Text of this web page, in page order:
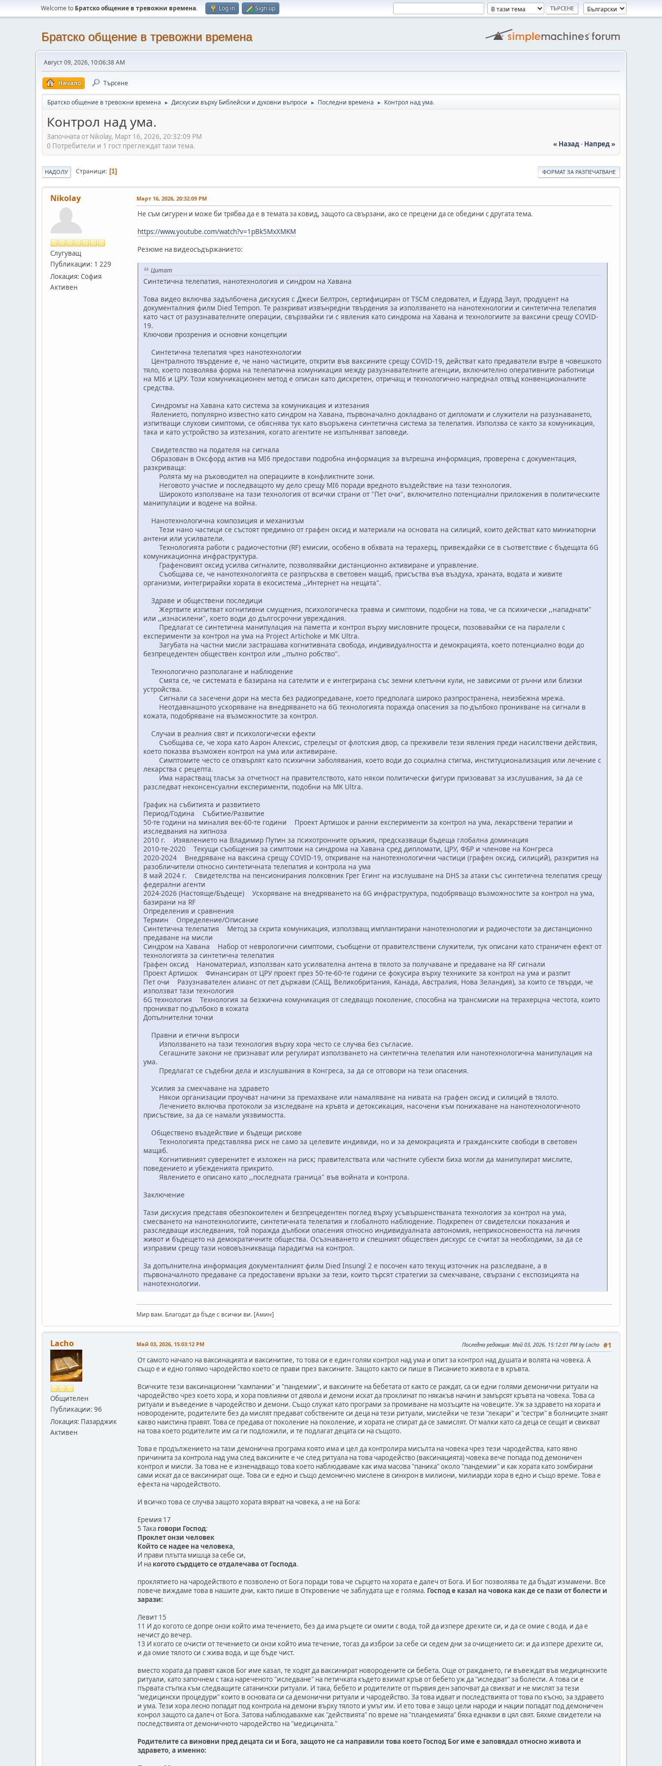
Welcome to Братско общение в тревожни времена. Log in Sign up
Братско общение в тревожни времена
Август 09, 2026, 10:06:38 AM
Начало Търсене
Братско общение в тревожни времена ► Дискусии върху Библейски и духовни въпроси ► Последни времена ► Контрол над ума.
Контрол над ума.
Започната от Nikolay, Март 16, 2026, 20:32:09 PM
« Назад- Напред »
0 Потребители и 1 гост преглеждат тази тема.
ФОРМАТ ЗА РАЗПЕЧАТВАНЕ
НАДОЛУ Страници 1
Nikolay
Слугуващ
Публикации: 1 229
Локация: София
Активен
Март 16, 2026, 20:32:09 PM
Не съм сигурен и може би трябва да е в темата за ковид, защото са свързани, ако се прецени да се обедини с другата тема.
https://www.youtube.com/watch?v=1pBk5MxXMKM
Резюме на видеосъдържанието:
Цитат
Синтетична телепатия, нанотехнология и синдром на Хавана
Това видео включва задълбочена дискусия с Джеси Белтрон, сертифициран от TSCM следовател, и Едуард Заул, продуцент на
документалния филм Died Tempon. Те разкриват извънредни твърдения за използването на нанотехнологии и синтетична телепатия
като част от разузнавателните операции, свързвайки ги с явления като синдрома на Хавана и технологиите за ваксини срещу COVID-
19.
Ключови прозрения и основни концепции
Синтетична телепатия чрез нанотехнологии
Централното твърдение е, че нано частиците, открити във ваксините срещу COVID-19, действат като предаватели вътре в човешкото
тяло, което позволява форма на телепатична комуникация между разузнавателните агенции, включително оперативните работници
на MI6 и ЦРУ. Този комуникационен метод е описан като дискретен, отричащ и технологично напреднал отвъд конвенционалните
средства.
Синдромът на Хавана като система за комуникация и изтезания
Явлението, популярно известно като синдром на Хавана, първоначално докладвано от дипломати и служители на разузнаването,
изпитващи слухови симптоми, се обяснява тук като въоръжена синтетична система за телепатия. Използва се както за комуникация,
така и като устройство за изтезания, когато агентите не изпълняват заповеди.
Свидетелство на подателя на сигнала
Образован в Оксфорд актив на MI6 предостави подробна информация за вътрешна информация, проверена с документация,
разкриваща:
Ролята му на ръководител на операциите в конфликтните зони.
Неговото участие и последващото му дело срещу MI6 поради вредното въздействие на тази технология.
Широкото използване на тази технология от всички страни от "Пет очи", включително потенциални приложения в политическите
манипулации и водене на война.
Нанотехнологична композиция и механизъм
Тези нано частици се състоят предимно от графен оксид и материали на основата на силиций, които действат като миниатюрни
антени или усилватели.
Технологията работи с радиочестотни (RF) емисии, особено в обхвата на терахерц, привеждайки се в съответствие с бъдещата 6G
комуникационна инфраструктура.
Графеновият оксид усилва сигналите, позволявайки дистанционно активиране и управление.
Съобщава се, че нанотехнологията се разпръсква в световен мащаб, присъства във въздуха, храната, водата и живите
организми, интегрирайки хората в екосистема ,,Интернет на нещата".
Здраве и обществени последици
Жертвите изпитват когнитивни смущения, психологическа травма и симптоми, подобни на това, че са психически ,,нападнати"
или ,,изнасилени", което води до дългосрочни увреждания.
Предлагат се синтетична манипулация на паметта и контрол върху мисловните процеси, позовавайки се на паралели с
експерименти за контрол на ума на Project Artichoke и MK Ultra.
Загубата на частни мисли застрашава когнитивната свобода, индивидуалността и демокрацията, което потенциално води до
безпрецедентен обществен контрол или ,,пълно робство".
Технологично разполагане и наблюдение
Смята се, че системата е базирана на сателити и е интегрирана със земни клетъчни кули, не зависими от ръчни или близки
устройства.
Сигнали са засечени дори на места без радиопредаване, което предполага широко разпространена, неизбежна мрежа.
Неотдавнашното ускоряване на внедряването на 6G технологията поражда опасения за по-дълбоко проникване на сигнали в
кожата, подобряване на възможностите за контрол.
Случаи в реалния свят и психологически ефекти
Съобщава се, че хора като Аарон Алексис, стрелецът от флотския двор, са преживели тези явления преди насилствени действия,
което показва възможен контрол на ума или активиране.
Симптомите често се отхвърлят като психични заболявания, което води до социална стигма, институционализация или лечение с
лекарства с рецепта.
Има нарастващ тласък за отчетност на правителството, като някои политически фигури призовават за изслушвания, за да се
разследват неконсенсуални експерименти, подобни на MK Ultra.
График на събитията и развитието
Период/Година Събитие/Развитие
50-те години на миналия век-60-те години Проект Артишок и ранни експерименти за контрол на ума, лекарствени терапии и
изследвания на хипноза
2010 г. Изявлението на Владимир Путин за психотронните оръжия, предсказващи бъдеща глобална доминация
2010-те-2020 Текущи съобщения за симптоми на синдрома на Хавана сред дипломати, ЦРУ, ФБР и членове на Конгреса
2020-2024 Внедряване на ваксина срещу COVID-19, откриване на нанотехнологични частици (графен оксид, силиций), разкрития на
разобличители относно синтетичната телепатия и контрола на ума
8 май 2024 г. Свидетелства на пенсионирания полковник Грег Егинг на изслушване на DHS за атаки със синтетична телепатия срещу
федерални агенти
2024-2026 (Настояще/Бъдеще) Ускоряване на внедряването на 6G инфраструктура, подобряващо възможностите за контрол на ума,
базирани на RF
Определения и сравнения
Термин Определение/Описание
Синтетична телепатия Метод за скрита комуникация, използващ имплантирани нанотехнологии и радиочестоти за дистанционно
предаване на мисли
Синдром на Хавана Набор от неврологични симптоми, съобщени от правителствени служители, тук описани като страничен ефект от
технологията за синтетична телепатия
Графен оксид Наноматериал, използван като усилвателна антена в тялото за получаване и предаване на RF сигнали
Проект Артишок Финансиран от ЦРУ проект през 50-те-60-те години се фокусира върху техниките за контрол на ума и разпит
Пет очи Разузнавателен алианс от пет държави (САЩ, Великобритания, Канада, Австралия, Нова Зеландия), за които се твърди, че
използват тази технология
6G технология Технология за безжична комуникация от следващо поколение, способна на трансмисии на терахерцна честота, които
проникват по-дълбоко в кожата
Допълнителни точки
Правни и етични въпроси
Използването на тази технология върху хора често се случва без съгласие.
Сегашните закони не признават или регулират използването на синтетична телепатия или нанотехнологична манипулация на
ума.
Предлагат се съдебни дела и изслушвания в Конгреса, за да се отговори на тези опасения.
Усилия за смекчаване на здравето
Някои организации проучват начини за премахване или намаляване на нивата на графен оксид и силиций в тялото.
Лечението включва протоколи за изследване на кръвта и детоксикация, насочени към понижаване на нанотехнологичното
присъствие, за да се намали уязвимостта.
Обществено въздействие и бъдещи рискове
Технологията представлява риск не само за целевите индивиди, но и за демокрацията и гражданските свободи в световен
мащаб.
Когнитивният суверенитет е изложен на риск; правителствата или частните субекти биха могли да манипулират мислите,
поведението и убежденията прикрито.
Явлението е описано като ,,последната граница" във войната и контрола.
Заключение
Тази дискусия представя обезпокоителен и безпрецедентен поглед върху усъвършенстваната технология за контрол на ума,
смесването на нанотехнологиите, синтетичната телепатия и глобалното наблюдение. Подкрепен от свидетелски показания и
разследващи изследвания, той поражда дълбоки опасения относно индивидуалната автономия, неприкосновеността на личния
живот и бъдещето на демократичните общества. Осъзнаването и спешният обществен дискурс се считат за необходими, за да се
изправим срещу тази нововъзникваща парадигма на контрол.
За допълнителна информация документалният филм Died Insungl 2 е посочен като текущ източник на разследване, а в
първоначалното предаване са предоставени връзки за тези, които търсят стратегии за смекчаване, свързани с експозицията на
нанотехнологии.
Мир вам. Благодат да бъде с всички ви. [Амин]
Lacho
Общителен
Публикации: 96
Локация: Пазарджик
Активен
#1
Май 03, 2026, 15:03:12 PM Последна редакция: Май 03, 2026, 15:12:01 PM by Lacho
От самото начало на ваксинацията и ваксинитие, то това си е един голям контрол над ума и опит за контрол над душата и волята на човека. А
също е и едно голямо чародейство което се прави през ваксините. Защото както си пише в Писанието живота е в кръвта.
Всичките тези ваксинационни "кампании" и "пандемии", и ваксините на бебетата от както се раждат, са си едни голями демонични ритуали на
чародейство чрез което хора, и хора повлияни от дявола и демони искат да проклинат по някакъв начин и замърсят кръвта на човека. Това са
ритуали и въведение в чародейство и демони. Също служат като програми за промиване на мозъците на човеците. Уж за здравето на хората и
новородените, родителите без да мислят предават собствените си деца на тези ритуали, мислейки че тези "лекари" и "сестри" в болниците знаят
какво наистина правят. Това се предава от поколение на поколение, и хората не спират да се замислят. От малки като са деца се сещат и свикват
на това което родителите им са ги подложили, и те подлагат децата си на същото.
Това е продължението на тази демонична програма която има и цел да контролира мисълта на човека чрез тези чародейства, като явно
причинита за контрола над ума след ваксините е че след ритуала на това чародейство (ваксинацията) човека вече попада под демоничен
контрол и мисли. За това не е изненадващо това което наблюдаваме как има масова "паника" около "пандемии" и как хората като зомбирани
сами искат да се ваксинират още. Това си е едно и също демонично мислене в синхрон в милиони, милиарди хора в едно и също време. Това е
ефекта на чародейството.
И всичко това се случва защото хората вярват на човека, а не на Бога:
Еремия 17
5 Така говори Господ:
Проклет онзи человек
Който се надее на человека,
И прави плътта мишца за себе си,
И на когото сърдцето се отдалечава от Господа.
проклятието на чародейството е позволено от Бога поради това че сърцето на хората е далеч от Бога. И Бог позволява те да бъдат измамени. Все
повече виждаме това в нашите дни, както пише в Откровение че заблудата ще е голяма. Господ е казал на човока как де се пази от болести и
зарази:
Левит 15
11 И до когото се допре онзи който има течението, без да има ръцете си омити с вода, той да изпере дрехите си, и да се омие с вода, и да е
нечист до вечер.
13 И когато се очисти от течението си онзи който има течение, тогаз да изброи за себе си седем дни за очищението си: и да изпере дрехите си,
и да омие тялото си с жива вода, и ще бъде чист.
вместо хората да правят каков Бог име казал, те ходят да ваксинират новородените си бебета. Още от раждането, ги въвеждат във медицинските
ритуали, като започнем с така нареченото "иследване" на петичката където взимат кръв от бебето уж да "иследват" за болести. А това си е
първата стъпка към следващите сатанински ритуали. И така, бебето и родителите от първия ден започват да свикват и не мислят за тези
"медицински процедури" които в основата си са демонични ритуали и чародейство. За това идват и последствията от това по късно, за здравето
и ума. Тези хора лесно попадат под контрола на демони върху тялото и умът им. И ето това е защо цели народи и нации попадат под демоничен
конрол защото са далеч от Бога. Затова наблюдавахме как "действията" по време на "пландемията" бяха еднакви в цял свят. Бяхме свидетели на
последствията от демоничното чародейство на "медицината."
Родителите са виновни пред децата си и Бога, защото не са направили това което Господ Бог име е заповядал относно живота и
здравето, а именно: